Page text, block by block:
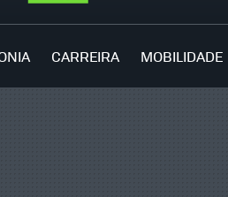
CARREIRA MOBILIDADE